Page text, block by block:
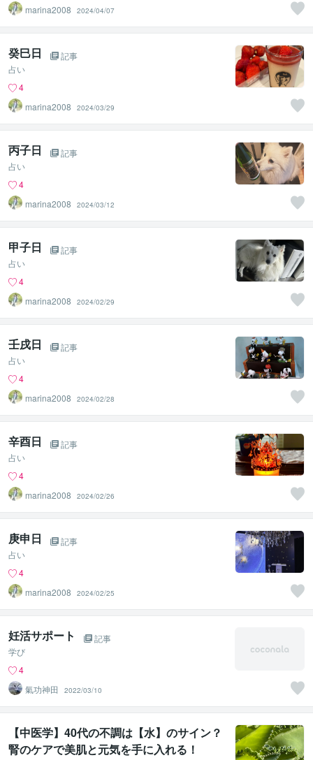
marina2008 2024/04/07
癸巳日
記事
占い
4
marina2008
2024/03/29
丙子日
記事
占い
4
marina2008
2024/03/12
甲子日
記事
占い
4
marina2008
2024/02/29
壬戌日
記事
占い
4
marina2008
2024/02/28
辛酉日
記事
占い
4
marina2008
2024/02/26
庚申日
記事
占い
4
marina2008
2024/02/25
妊活サポート
記事
学び
4
氣功神田
2022/03/10
【中医学】40代の不調は【水】のサイン？
腎のケアで美肌と元気を手に入れる！